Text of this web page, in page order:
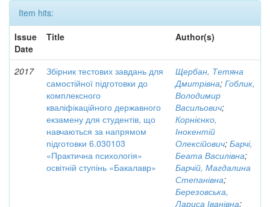
Item hits:
Issue
Date
Title Author(s)
2017
Збірник тестових завдань для
самостійної підготовки до
комплексного
кваліфікаційного державного
екзамену для студентів, що
навчаються за напрямом
підготовки 6.030103
«Практична психологія»
освітній ступінь «Бакалавр»
Щербан, Тетяна
Дмитрівна; Гоблик,
Володимир
Васильович;
Корнієнко,
Інокентій
Олексійович; Барчі,
Беата Василівна;
Барчій, Магдалина
Степанівна;
Березовська,
Лариса Іванівна;